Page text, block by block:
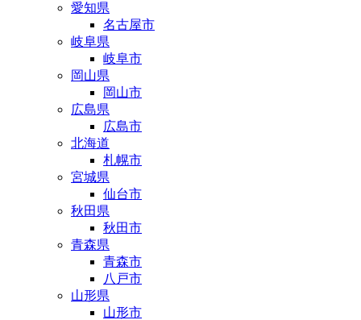
愛知県
名古屋市
岐阜県
岐阜市
岡山県
岡山市
広島県
広島市
北海道
札幌市
宮城県
仙台市
秋田県
秋田市
青森県
青森市
八戸市
山形県
山形市